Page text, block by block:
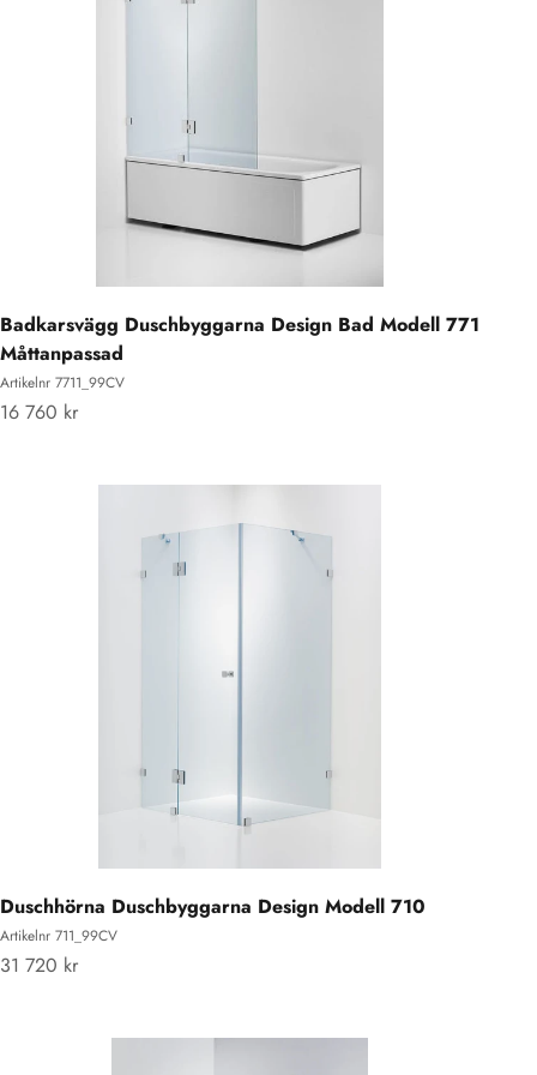
Badkarsvägg Duschbyggarna Design Bad Modell 771
Måttanpassad
Artikelnr 7711_99CV
REA-pris
16 760 kr
Duschhörna Duschbyggarna Design Modell 710
Artikelnr 711_99CV
REA-pris
31 720 kr